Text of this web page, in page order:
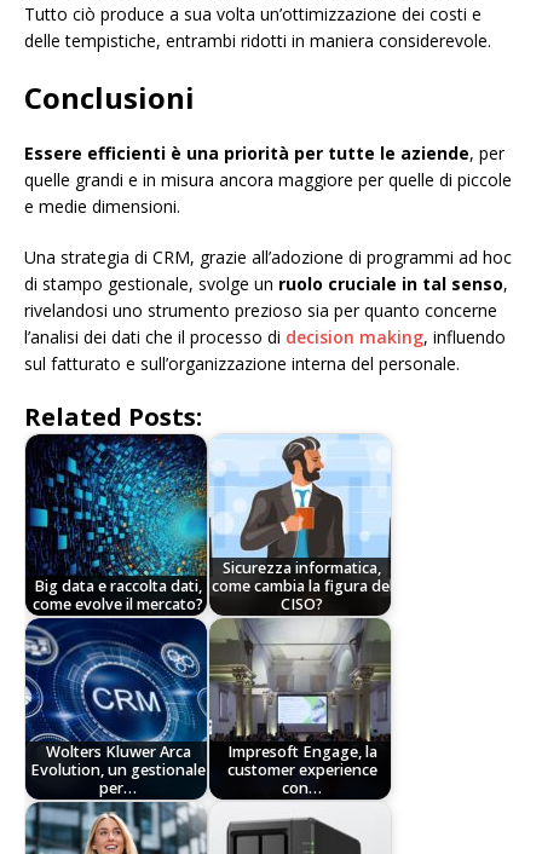
Tutto ciò produce a sua volta un’ottimizzazione dei costi e
delle tempistiche, entrambi ridotti in maniera considerevole.
Conclusioni
Essere efficienti è una priorità per tutte le aziende, per
quelle grandi e in misura ancora maggiore per quelle di piccole
e medie dimensioni.
Una strategia di CRM, grazie all’adozione di programmi ad hoc
di stampo gestionale, svolge un ruolo cruciale in tal senso,
rivelandosi uno strumento prezioso sia per quanto concerne
l’analisi dei dati che il processo di decision making, influendo
sul fatturato e sull’organizzazione interna del personale.
Related Posts:
Big data e raccolta dati,
come evolve il mercato?
Sicurezza informatica,
come cambia la figura del
CISO?
Wolters Kluwer Arca
Evolution, un gestionale
per…
Impresoft Engage, la
customer experience
con…